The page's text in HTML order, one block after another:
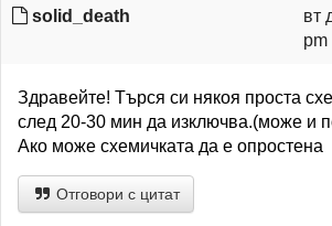
solid_death
вт
pm
Здравейте! Търся си някоя проста
след 20-30 мин да изключва.(може и
Ако може схемичката да е опростена
Отговори с цитат